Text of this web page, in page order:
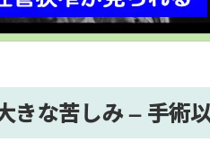
きな苦しみ – 手術